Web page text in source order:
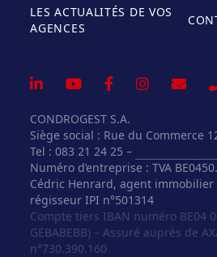
LES ACTUALITÉS DE VOS
AGENCES
CONDROGEST S.A.
Siège social : Rue du Commerce
Tel : 083 21 24 25 –
Numéro d’entreprise : TVA
Cédric Henrard, agent
régisseur IPI n°501314
Compte tiers IBAN numéro BE04
GEBABEBB) – Assuré auprès de
n°730.390.160